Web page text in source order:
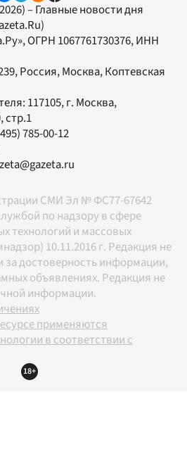
– Главные новости дня
, ОГРН 1067761730376, ИНН
Россия, Москва, Коптевская
117105, г. Москва,
стр.1
785-00-12
СМИ Эл № ФС77-67642
по надзору в сфере
технологий и массовых
10.11.2016 г. Редакция не
за достоверность информации,
объявлениях. Редакция не
информации.
применяются
в соответствии с
18+